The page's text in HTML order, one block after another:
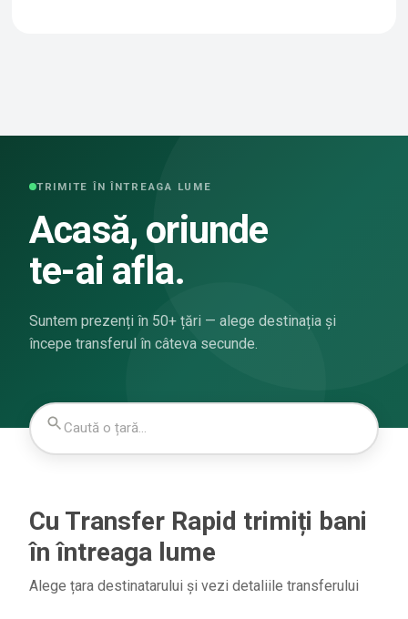
TRIMITE ÎN ÎNTREAGA LUME
Acasă, oriunde
te-ai afla.
Suntem prezenți în 50+ țări — alege destinația și
începe transferul în câteva secunde.
Cu Transfer Rapid trimiți bani
în întreaga lume
Alege țara destinatarului și vezi detaliile transferului